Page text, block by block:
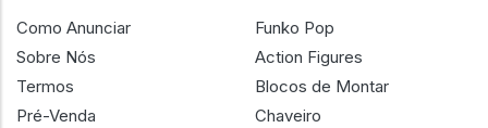
Como Anunciar
Sobre Nós
Termos
Pré-Venda
Funko Pop
Action Figures
Blocos de Montar
Chaveiro